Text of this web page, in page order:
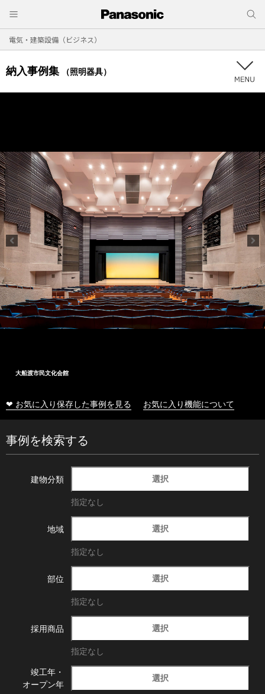
電気・建築設備（ビジネス）
納入事例集 （照明器具）
大船渡市民文化会館
❤ お気に入り保存した事例を見る お気に入り機能について
事例を検索する
建物分類 選択
指定なし
地域 選択
指定なし
部位 選択
指定なし
採用商品 選択
指定なし
竣工年・
オープン年
選択